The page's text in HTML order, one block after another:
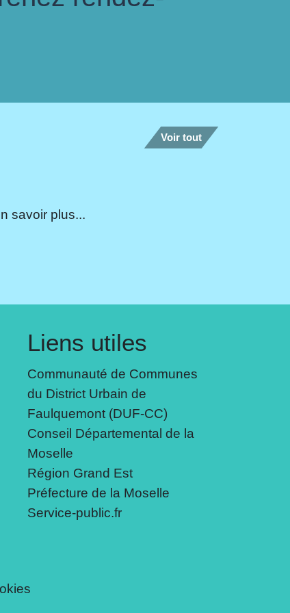
Voir tout
savoir plus...
Liens utiles
Communauté de Communes
du District Urbain de
Faulquemont (DUF-CC)
Conseil Départemental de la
Moselle
Région Grand Est
Préfecture de la Moselle
Service-public.fr